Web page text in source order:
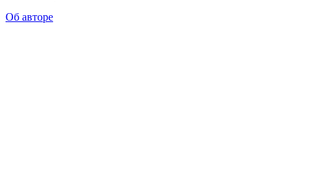
Об авторе